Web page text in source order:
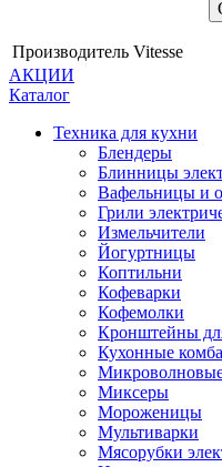
Производитель Vitesse
АКЦИИ
Каталог
Техника для кухни
Блендеры
Блинницы
Вафельницы и
Грили
Измельчители
Йогуртницы
Коптильни
Кофеварки
Кофемолки
Кронштейны
Кухонные
Миксеры
Мороженицы
Мультиварки
Мясорубки